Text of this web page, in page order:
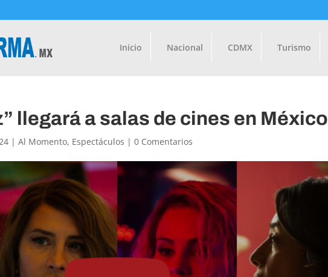
Inicio Nacional CDMX Turismo
llegará a salas de cines en México
|Al Momento, Espectáculos |0 Comentarios